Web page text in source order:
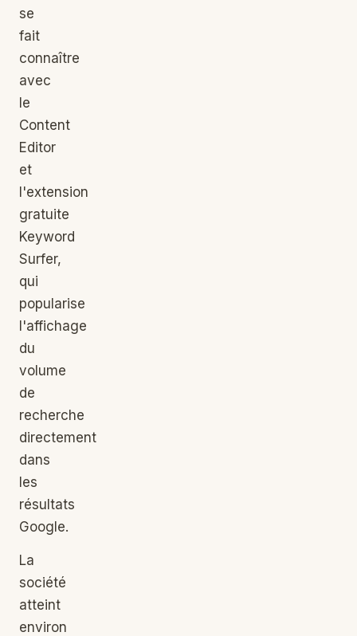
se
fait
connaître
avec
le
Content
Editor
et
l'extension
gratuite
Keyword
Surfer,
qui
popularise
l'affichage
du
volume
de
recherche
directement
dans
les
résultats
Google.
La
société
atteint
environ